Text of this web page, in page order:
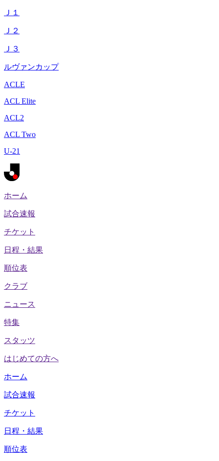
Ｊ１
Ｊ２
Ｊ３
ルヴァンカップ
ACLE
ACL Elite
ACL2
ACL Two
U-21
ホーム
試合速報
チケット
日程・結果
順位表
クラブ
ニュース
特集
スタッツ
はじめての方へ
ホーム
試合速報
チケット
日程・結果
順位表